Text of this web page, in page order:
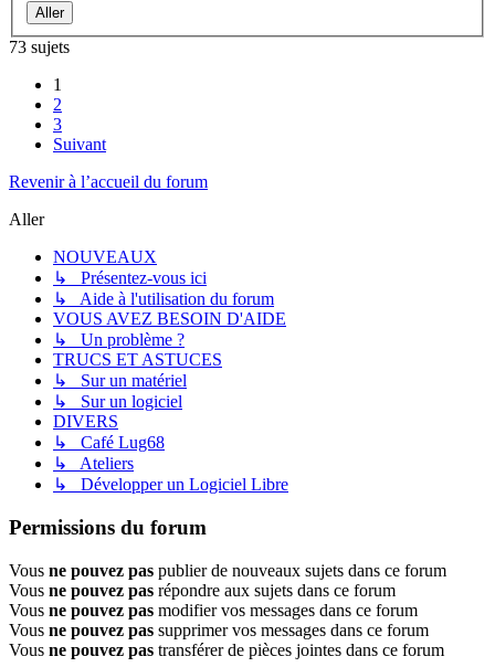
73 sujets
1
2
3
Suivant
Revenir à l’accueil du forum
Aller
NOUVEAUX
↳ Présentez-vous ici
↳ Aide à l'utilisation du forum
VOUS AVEZ BESOIN D'AIDE
↳ Un problème ?
TRUCS ET ASTUCES
↳ Sur un matériel
↳ Sur un logiciel
DIVERS
↳ Café Lug68
↳ Ateliers
↳ Développer un Logiciel Libre
Permissions du forum
Vous ne pouvez pas publier de nouveaux sujets dans ce forum
Vous ne pouvez pas répondre aux sujets dans ce forum
Vous ne pouvez pas modifier vos messages dans ce forum
Vous ne pouvez pas supprimer vos messages dans ce forum
Vous ne pouvez pas transférer de pièces jointes dans ce forum